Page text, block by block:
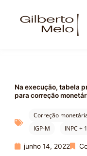
Na execução, tabela
para correção
Correção
IGP-M
INPC +
junho 14, 2022